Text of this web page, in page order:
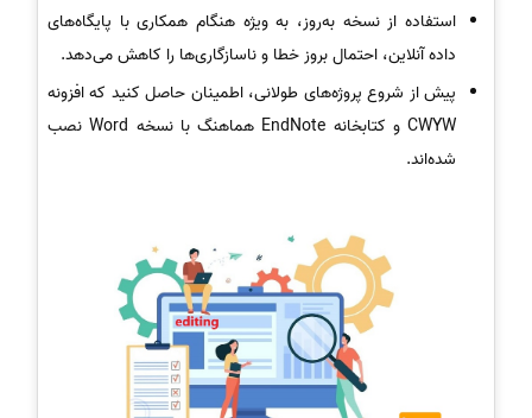
استفاده از نسخه به‌روز، به ویژه هنگام همکاری با پایگاه‌های
داده آنلاین، احتمال بروز خطا و ناسازگاری‌ها را کاهش می‌دهد.
پیش از شروع پروژه‌های طولانی، اطمینان حاصل کنید که افزونه
CWYW و کتابخانه EndNote هماهنگ با نسخه Word نصب
شده‌اند.